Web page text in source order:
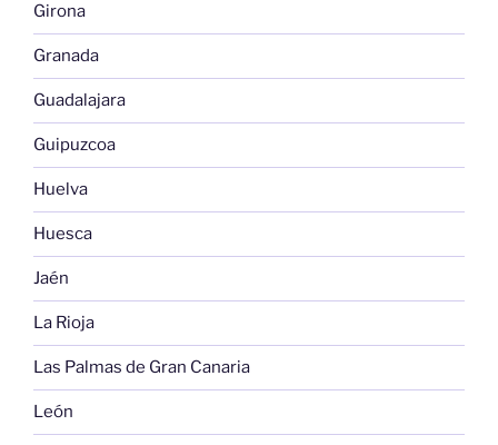
Girona
Granada
Guadalajara
Guipuzcoa
Huelva
Huesca
Jaén
La Rioja
Las Palmas de Gran Canaria
León